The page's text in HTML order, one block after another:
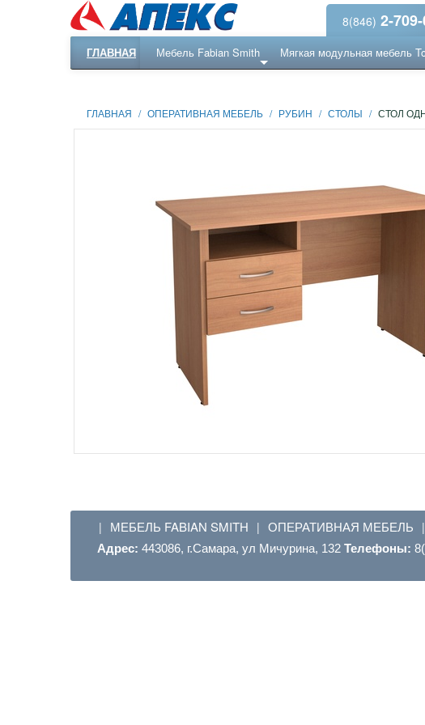
8(846) 2-
ГЛАВНАЯ Мебель Fabian Smith Мягкая модульная мебель
ГЛАВНАЯ / ОПЕРАТИВНАЯ МЕБЕЛЬ / РУБИН / СТОЛЫ / СТОЛ
| МЕБЕЛЬ FABIAN SMITH | ОПЕРАТИВНАЯ МЕБЕЛЬ |
Адрес: 443086, г.Самара, ул Мичурина, 132 Телефоны: